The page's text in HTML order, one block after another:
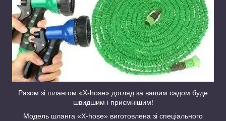
Разом зі шлангом «X-hose» догляд за вашим садом буде
швидшим і приємнішим!
Модель шланга «X-hose» виготовлена зі спеціального